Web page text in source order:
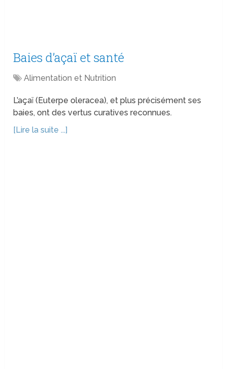
Baies d’açaï et santé
Alimentation et Nutrition
L’açaï (Euterpe oleracea), et plus précisément ses
baies, ont des vertus curatives reconnues.
[Lire la suite ...]